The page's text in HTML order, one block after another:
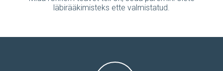
läbirääkimisteks ette valmistatud.